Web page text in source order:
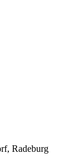
, Radeburg